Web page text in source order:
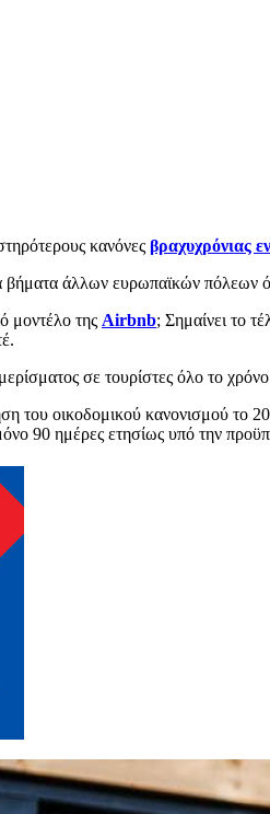
κανόνες βραχυχρόνιας
βήματα άλλων ευρωπαϊκών πόλεων
μοντέλο της Airbnb; Σημαίνει το
σε τουρίστες όλο το
του οικοδομικού κανονισμού το
90 ημέρες ετησίως υπό την